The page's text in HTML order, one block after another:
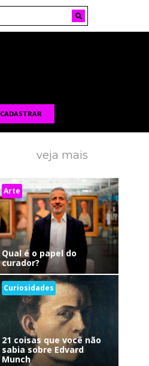
CADASTRAR
veja mais
Arte
Qual é o papel do
curador?
Curiosidades
21 coisas que você não
sabia sobre Edvard
Munch